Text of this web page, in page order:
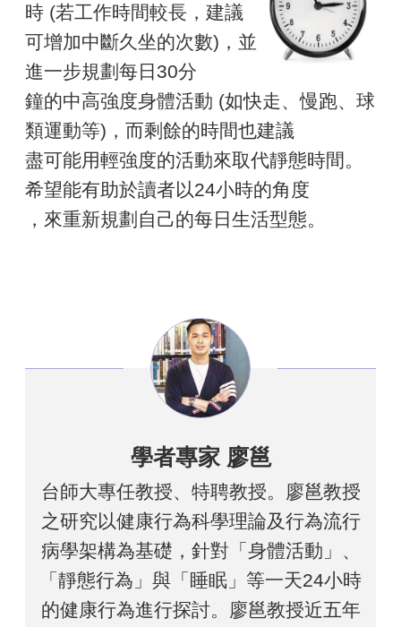
時 (若工作時間較長，建議
可增加中斷久坐的次數)，並
進一步規劃每日30分
鐘的中高強度身體活動 (如快走、慢跑、球
類運動等​​​​​​​)​​​​​​​，而剩餘的時間也建議​​​​​​​​​​​​​​​​​​​​​​​​​​​​​​​​​​​​​​​​​​
盡可​​​​​​​​​​​​​​能用輕強度的活動來取代靜態時間。
希​​​​​​​望能有助於讀者以24小時的角度​​​​​​​​​​​​​​​​​​​​​
，來重新規劃自己的每日​​​​​​​生活型態。​​​​​​​​​​​​​​​​​​
學者專家 廖邕
台師大專任教授、特聘教授。廖邕教授
之研究以健康行為科學理論及行為流行
病學架構為基礎，針對「身體活動」、
「靜態行為」與「睡眠」等一天24小時
的健康行為進行探討。廖邕教授近五年